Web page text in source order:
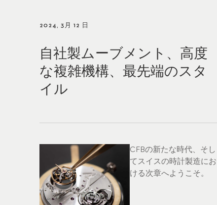
2024, 3月 12 日
自社製ムーブメント、高度
な複雑機構、最先端のスタ
イル
CFBの新たな時代、そし
てスイスの時計製造にお
ける次章へようこそ。